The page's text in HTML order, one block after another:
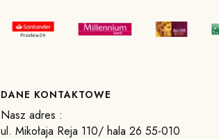
DANE KONTAKTOWE
Nasz adres :
ul. Mikołaja Reja 110/ hala 26 55-010